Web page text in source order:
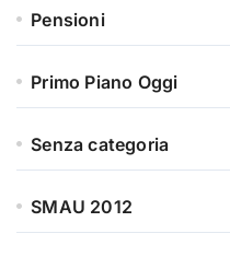
Pensioni
Primo Piano Oggi
Senza categoria
SMAU 2012